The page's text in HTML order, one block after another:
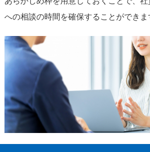
への相談の時間を確保することができま